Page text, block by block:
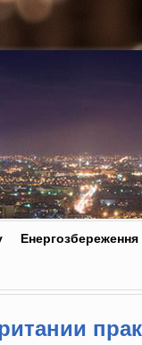
Енергозбереження